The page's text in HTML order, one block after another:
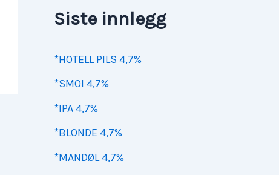
Siste innlegg
*HOTELL PILS 4,7%
*SMOI 4,7%
*IPA 4,7%
*BLONDE 4,7%
*MANDØL 4,7%